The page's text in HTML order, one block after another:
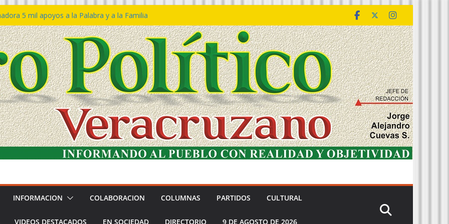
5 mil apoyos a la Palabra y a la Familia
Declaraciones de Procedencia en contra
𝙂𝙤𝙗𝙞𝙚𝙧𝙣𝙤 𝙙𝙚𝙡 𝙀𝙨𝙩𝙖𝙙𝙤 𝙖 𝙙𝙞𝙨𝙛𝙧𝙪𝙩𝙖𝙧
𝙙𝙚𝙡 𝙈𝙖𝙧 𝙚𝙣 𝘾𝙤𝙖𝙩𝙯𝙖𝙘𝙤𝙖𝙡𝙘𝙤𝙨
de policías con vocación de servicio y
SSP
Bravo rechaza acusaciones y asegura que
solicitud de desafuero
INFORMACION COLABORACION COLUMNAS PARTIDOS CULTURAL
VIDEOS DESTACADOS EN SOCIEDAD DIRECTORIO 9 DE AGOSTO DE 2026